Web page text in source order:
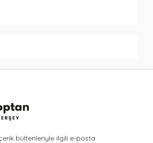
bültenleriyle ilgili e-posta